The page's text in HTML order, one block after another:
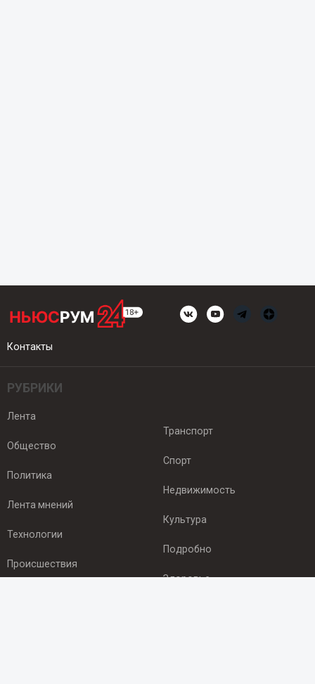
Контакты
РУБРИКИ
Лента
Общество
Политика
Лента мнений
Технологии
Происшествия
Транспорт
Спорт
Недвижимость
Культура
Подробно
Здоровье